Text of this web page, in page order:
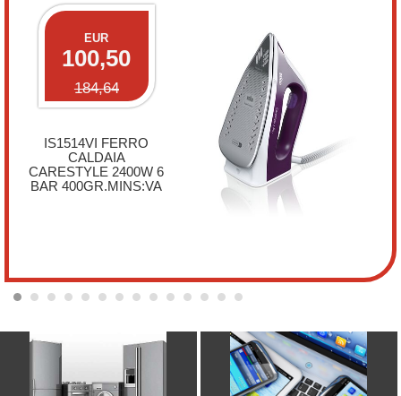
EUR
100,50
184,64
IS1514VI FERRO
CALDAIA
CARESTYLE 2400W 6
BAR 400GR.MINS:VA